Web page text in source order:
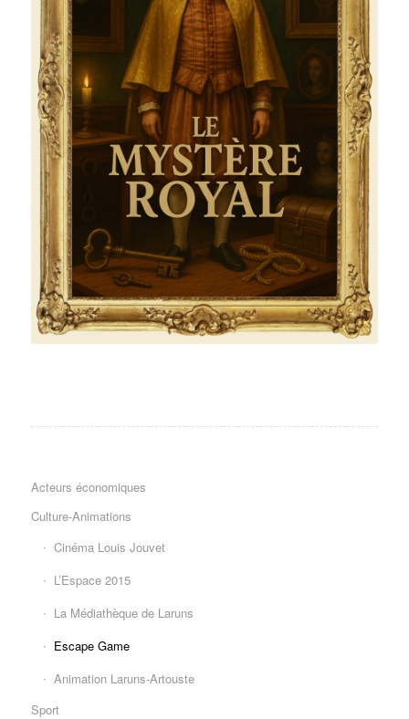
Acteurs économiques
Culture-Animations
Cinéma Louis Jouvet
L’Espace 2015
La Médiathèque de Laruns
Escape Game
Animation Laruns-Artouste
Sport